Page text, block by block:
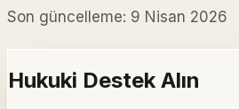
Son güncelleme: 9 Nisan 2026
Hukuki Destek Alın